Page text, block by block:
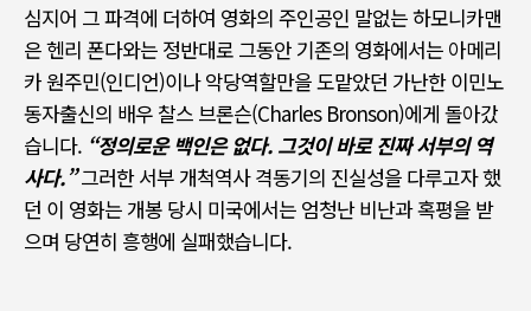
심지어 그 파격에 더하여 영화의 주인공인 말없는 하모니카맨
은 헨리 폰다와는 정반대로 그동안 기존의 영화에서는 아메리
카 원주민(인디언)이나 악당역할만을 도맡았던 가난한 이민노
동자출신의 배우 찰스 브론슨(Charles Bronson)에게 돌아갔
습니다. “정의로운 백인은 없다. 그것이 바로 진짜 서부의 역
사다.” 그러한 서부 개척역사 격동기의 진실성을 다루고자 했
던 이 영화는 개봉 당시 미국에서는 엄청난 비난과 혹평을 받
으며 당연히 흥행에 실패했습니다.